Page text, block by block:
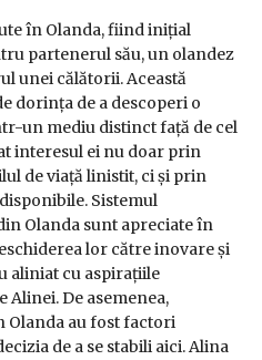
în Olanda, fiind inițial
partenerul său, un olandez
unei călătorii. Această
dorința de a descoperi o
un mediu distinct față de cel
interesul ei nu doar prin
de viață linistit, ci și prin
Sistemul
Olanda sunt apreciate în
lor către inovare și
aliniat cu aspirațiile
Alinei. De asemenea,
Olanda au fost factori
de a se stabili aici. Alina